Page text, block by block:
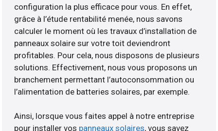
configuration la plus efficace pour vous. En effet,
grâce à l’étude rentabilité menée, nous savons
calculer le moment où les travaux d’installation de
panneaux solaire sur votre toit deviendront
profitables. Pour cela, nous disposons de plusieurs
solutions. Effectivement, nous vous proposons un
branchement permettant l’autoconsommation ou
l’alimentation de batteries solaires, par exemple.
Ainsi, lorsque vous faites appel à notre entreprise
pour installer vos panneaux solaires, vous savez